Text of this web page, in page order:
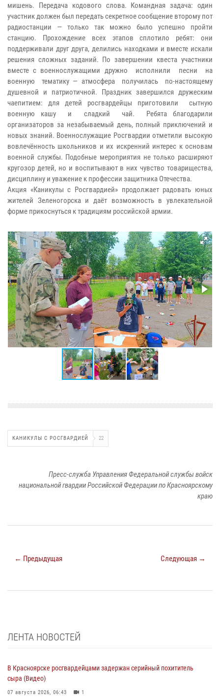
мишень. Передача кодового слова. Командная задача: один
участник должен был передать секретное сообщение второму пот
радиостанции — только так можно было успешно пройти
станцию. Прохождение всех этапов сплотило ребят: они
поддерживали друг друга, делились находками и вместе искали
решения сложных заданий. По завершении квеста участники
вместе с военнослужащими дружно исполнили песни на
военную тематику — атмосфера получилась по‑настоящему
душевной и патриотичной. Праздник завершился дружеским
чаепитием: для детей росгвардейцы приготовили сытную
военную кашу и сладкий чай. Ребята благодарили
организаторов за незабываемый день, полный приключений и
новых знаний. Военнослужащие Росгвардии отметили высокую
вовлечённость школьников и их искренний интерес к основам
военной службы. Подобные мероприятия не только расширяют
кругозор детей, но и воспитывают в них чувство товарищества,
дисциплину и уважение к профессии защитника Отечества.
Акция «Каникулы с Росгвардией» продолжает радовать юных
жителей Зеленогорска и даёт возможность в увлекательной
форме прикоснуться к традициям российской армии.
КАНИКУЛЫ С РОСГВАРДИЕЙ 22
Пресс-служба Управления Федеральной службы войск
национальной гвардии Российской Федерации по Красноярскому
краю
← Предыдущая Следующая →
ЛЕНТА НОВОСТЕЙ
В Красноярске росгвардейцами задержан серийный похититель
сыра (Видео)
07 августа 2026, 06:43 1